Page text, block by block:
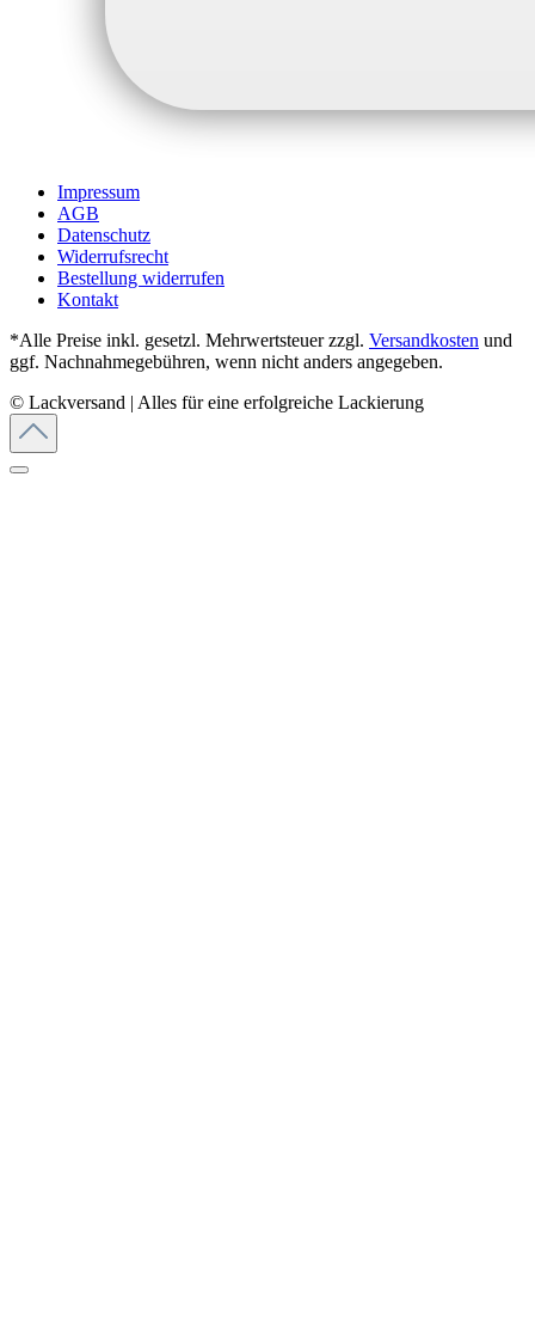
Impressum
AGB
Datenschutz
Widerrufsrecht
Bestellung widerrufen
Kontakt
*Alle Preise inkl. gesetzl. Mehrwertsteuer zzgl. Versandkosten und
ggf. Nachnahmegebühren, wenn nicht anders angegeben.
© Lackversand | Alles für eine erfolgreiche Lackierung